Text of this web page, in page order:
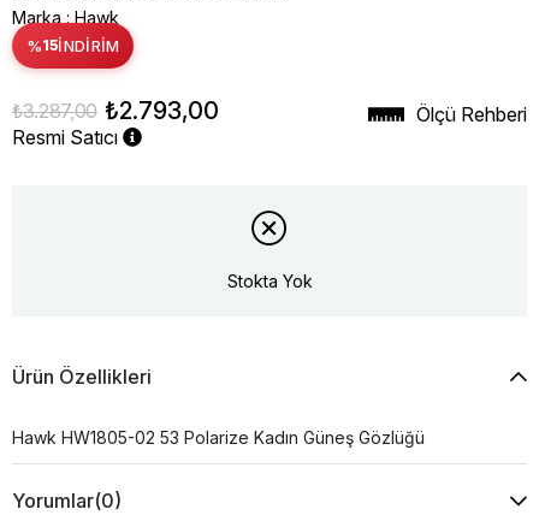
Marka : Hawk
%15İNDIRIM
₺3.287,00 ₺2.793,00
Resmi Satıcı
Ölçü Rehberi
Stokta Yok
Ürün Özellikleri
Hawk HW1805-02 53 Polarize Kadın Güneş Gözlüğü
Yorumlar(0)